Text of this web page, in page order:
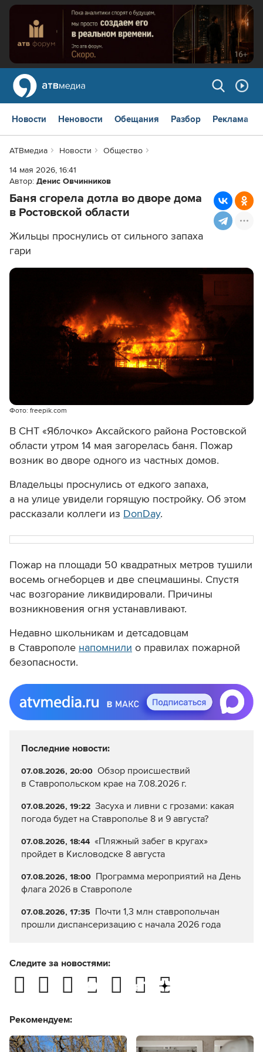
Новости Неновости Обещания Разбор Реклама
АТВмедиа Новости
Общество
14 мая 2026, 16:41
Автор: Денис Овчинников
Баня сгорела дотла во дворе дома
в Ростовской области
Жильцы проснулись от сильного запаха
гари
Фото: freepik.com
В СНТ «Яблочко» Аксайского района Ростовской
области утром 14 мая загорелась баня. Пожар
возник во дворе одного из частных домов.
Владельцы проснулись от едкого запаха,
а на улице увидели горящую постройку. Об этом
рассказали коллеги из DonDay.
Пожар на площади 50 квадратных метров тушили
восемь огнеборцев и две спецмашины. Спустя
час возгорание ликвидировали. Причины
возникновения огня устанавливают.
Недавно школьникам и детсадовцам
в Ставрополе напомнили о правилах пожарной
безопасности.
Последние новости:
07.08.2026, 20:00 Обзор происшествий
в Ставропольском крае на 7.08.2026 г.
07.08.2026, 19:22 Засуха и ливни с грозами: какая
погода будет на Ставрополье 8 и 9 августа?
07.08.2026, 18:44 «Пляжный забег в кругах»
пройдет в Кисловодске 8 августа
07.08.2026, 18:00 Программа мероприятий на День
флага 2026 в Ставрополе
07.08.2026, 17:35 Почти 1,3 млн ставропольчан
прошли диспансеризацию с начала 2026 года
Следите за новостями:
Рекомендуем: